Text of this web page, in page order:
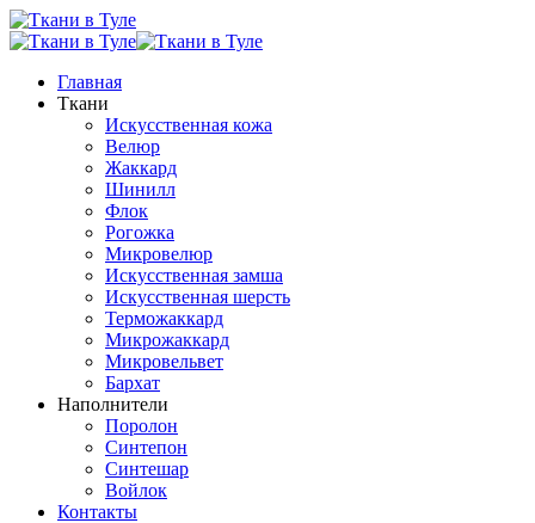
Главная
Ткани
Искусственная кожа
Велюр
Жаккард
Шинилл
Флок
Рогожка
Микровелюр
Искусственная замша
Искусственная шерсть
Терможаккард
Микрожаккард
Микровельвет
Бархат
Наполнители
Поролон
Синтепон
Синтешар
Войлок
Контакты